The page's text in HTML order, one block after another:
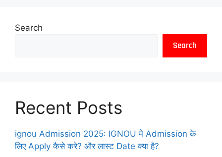
Search
Search
Recent Posts
ignou Admission 2025: IGNOU मे Admission के
लिए Apply कैसे करे? और लास्ट Date क्या है?